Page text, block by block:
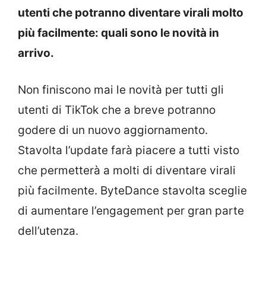
utenti che potranno diventare virali molto
più facilmente: quali sono le novità in
arrivo.
Non finiscono mai le novità per tutti gli
utenti di TikTok che a breve potranno
godere di un nuovo aggiornamento.
Stavolta l’update farà piacere a tutti visto
che permetterà a molti di diventare virali
più facilmente. ByteDance stavolta sceglie
di aumentare l’engagement per gran parte
dell’utenza.